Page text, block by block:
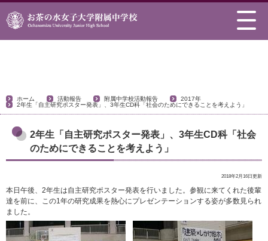
活動報告
ホーム 活動報告 附属中学校活動報告
2017年
2年生「自主研究ポスター発表」、3年生CD科「社会のためにできることを考えよう」
2年生「自主研究ポスター発表」、3年生CD科「社会
のためにできることを考えよう」
2018年2月16日更新
本日午後、2年生は自主研究ポスター発表を行いました。参観に来てくれた後輩
達を前に、この1年の研究成果を熱心にプレゼンテーションする姿が多数見られ
ました。